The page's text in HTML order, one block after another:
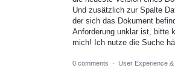
Und zusätzlich zur Spalte
der sich das Dokument
Anforderung unklar ist, bitte
mich! Ich nutze die Suche
0 comments · User Experience &